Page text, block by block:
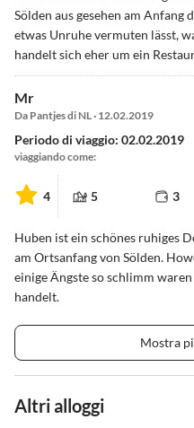
Sölden aus gesehen am
etwas Unruhe vermuten lässt,
handelt sich eher um ein
Mr
Da Pantjes di NL · 12.02.2019
Periodo di viaggio: 02.02.2019
viaggiando come:
4 5 3
Huben ist ein schönes ruhiges
am Ortsanfang von Sölden.
einige Ängste so schlimm
handelt.
Mostra
Altri alloggi